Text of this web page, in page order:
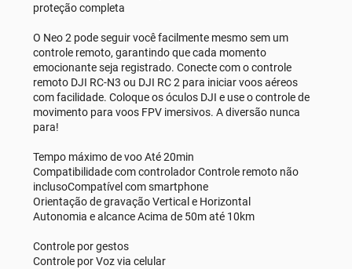
proteção completa
O Neo 2 pode seguir você facilmente mesmo sem um
controle remoto, garantindo que cada momento
emocionante seja registrado. Conecte com o controle
remoto DJI RC-N3 ou DJI RC 2 para iniciar voos aéreos
com facilidade. Coloque os óculos DJI e use o controle de
movimento para voos FPV imersivos. A diversão nunca
para!
Tempo máximo de voo Até 20min
Compatibilidade com controlador Controle remoto não
inclusoCompatível com smartphone
Orientação de gravação Vertical e Horizontal
Autonomia e alcance Acima de 50m até 10km
Controle por gestos
Controle por Voz via celular